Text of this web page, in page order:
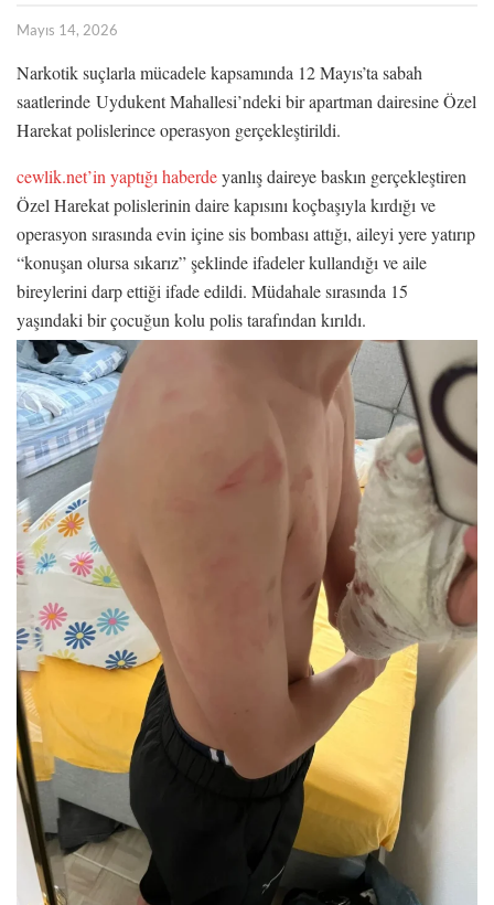
Mayıs 14, 2026
Narkotik suçlarla mücadele kapsamında 12 Mayıs’ta sabah
saatlerinde Uydukent Mahallesi’ndeki bir apartman dairesine Özel
Harekat polislerince operasyon gerçekleştirildi.
cewlik.net’in yaptığı haberdeyanlış daireye baskın gerçekleştiren
Özel Harekat polislerinin daire kapısını koçbaşıyla kırdığı ve
operasyon sırasında evin içine sis bombası attığı, aileyi yere yatırıp
“konuşan olursa sıkarız” şeklinde ifadeler kullandığı ve aile
bireylerini darp ettiği ifade edildi. Müdahale sırasında 15
yaşındaki bir çocuğun kolu polis tarafından kırıldı.